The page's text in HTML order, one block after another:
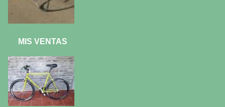
MIS VENTAS